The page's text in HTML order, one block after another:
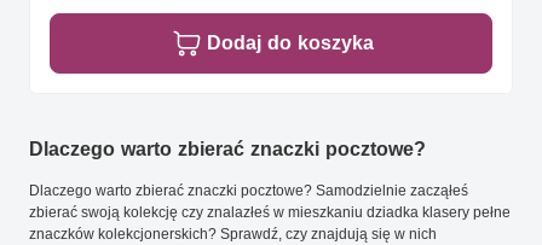
Dodaj do koszyka
Dlaczego warto zbierać znaczki pocztowe?
Dlaczego warto zbierać znaczki pocztowe? Samodzielnie zacząłeś
zbierać swoją kolekcję czy znalazłeś w mieszkaniu dziadka klasery pełne
znaczków kolekcjonerskich? Sprawdź, czy znajdują się w nich